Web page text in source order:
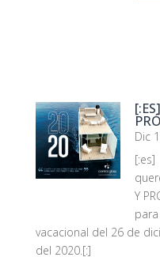
Dic
[:es]
Y
vacacional del 26 de
del 2020.[:]